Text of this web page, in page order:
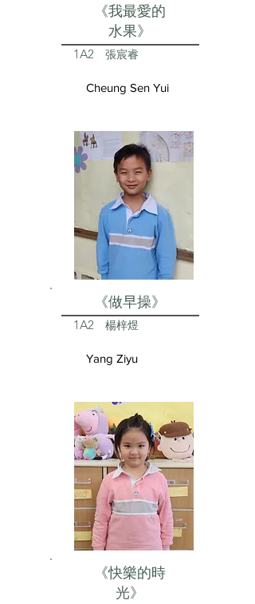
《我最愛的
水果》
1A2 張宸睿
Cheung Sen Yui
《做早操》
1A2 楊梓煜
Yang Ziyu
《快樂的時
光》